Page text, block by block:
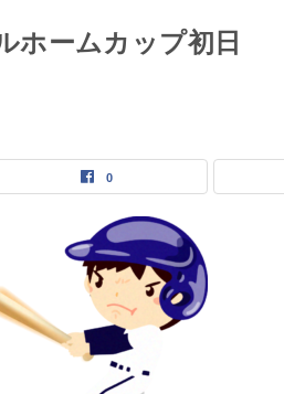
ホームカップ初日
0